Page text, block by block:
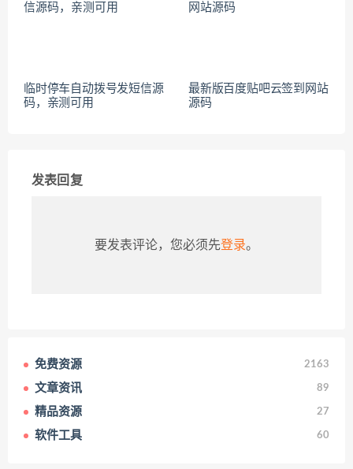
临时停车自动拨号发短信源
码，亲测可用
最新版百度贴吧云签到网站
源码
发表回复
要发表评论，您必须先登录。
免费资源 2163
文章资讯 89
精品资源 27
软件工具 60